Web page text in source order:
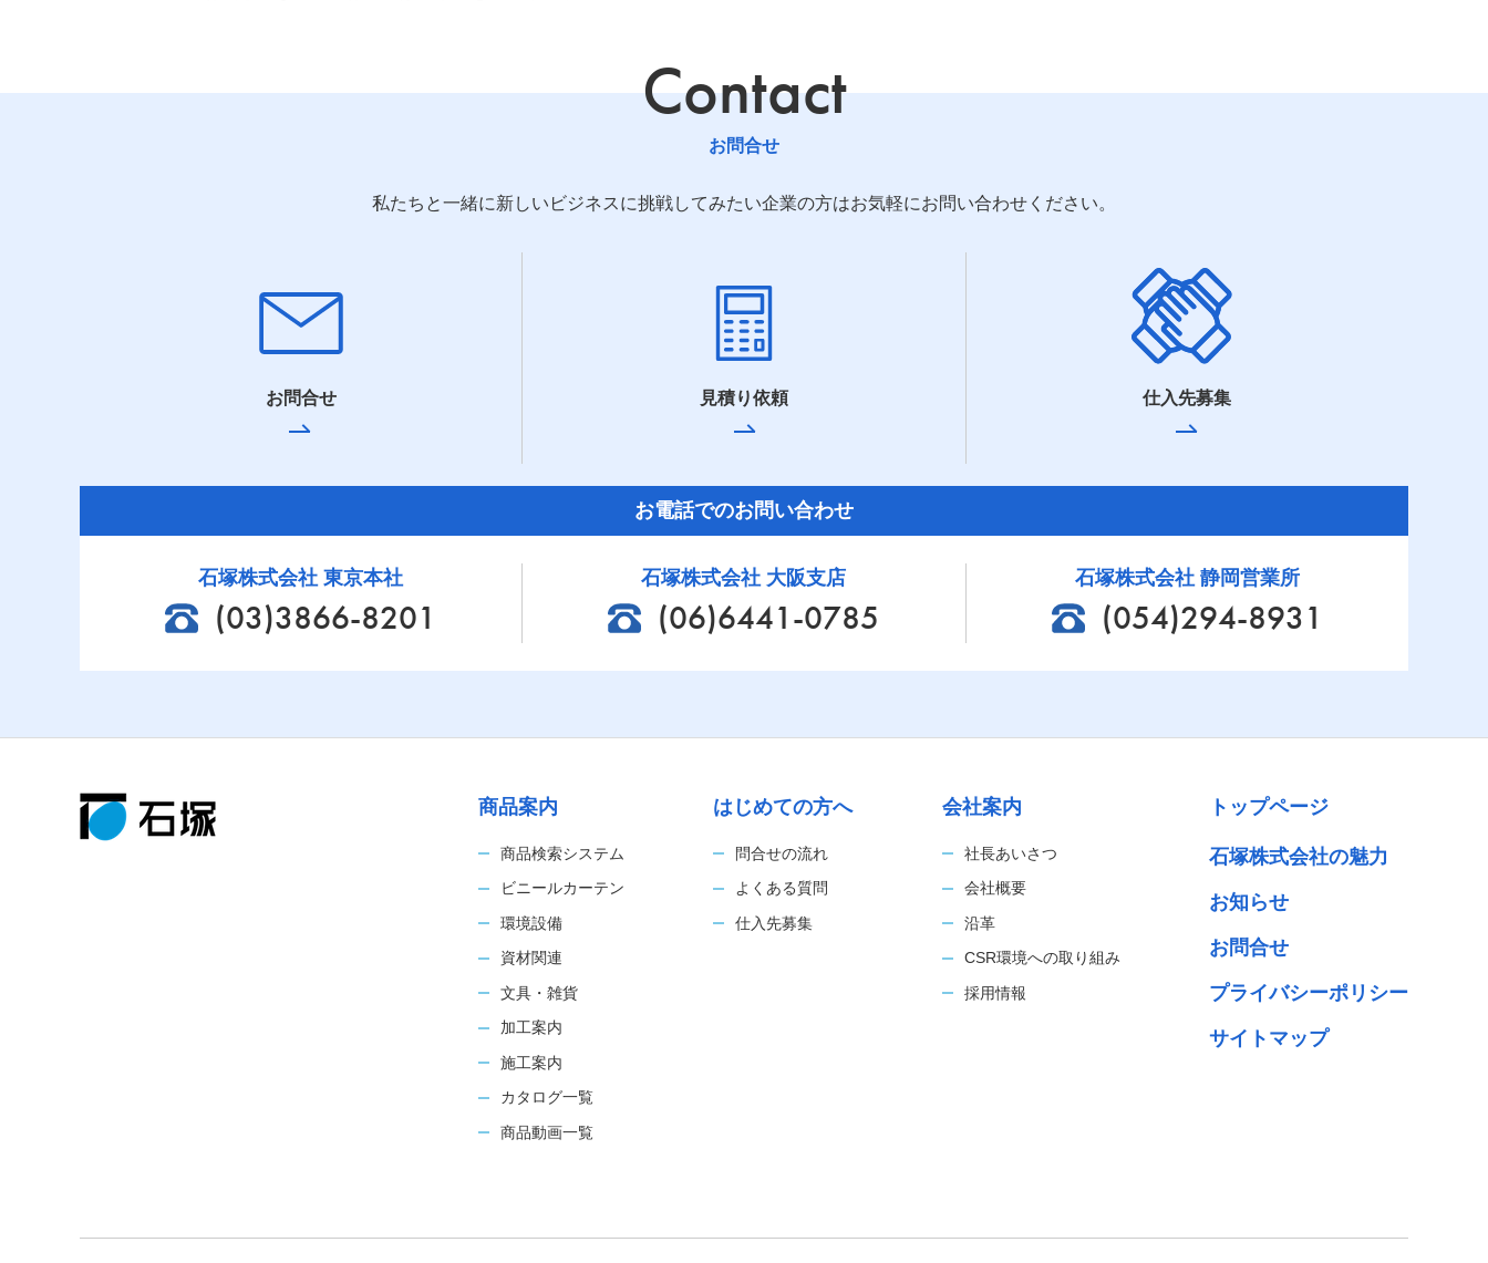
Contact
お問合せ
私たちと一緒に新しいビジネスに挑戦してみたい企業の方はお気軽にお問い合わせください。
お問合せ 見積り依頼 仕入先募集
お電話でのお問い合わせ
石塚株式会社 東京本社
(03)3866-8201
石塚株式会社 大阪支店
(06)6441-0785
石塚株式会社 静岡営業所
(054)294-8931
商品案内
商品検索システム
ビニールカーテン
環境設備
資材関連
文具・雑貨
加工案内
施工案内
カタログ一覧
商品動画一覧
はじめての方へ
問合せの流れ
よくある質問
仕入先募集
会社案内
社長あいさつ
会社概要
沿革
CSR環境への取り組み
採用情報
トップページ
石塚株式会社の魅力
お知らせ
お問合せ
プライバシーポリシー
サイトマップ